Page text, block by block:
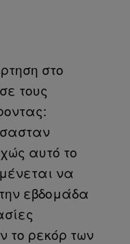
στο
τους
αυτό το
να
εβδομάδα
το ρεκόρ των